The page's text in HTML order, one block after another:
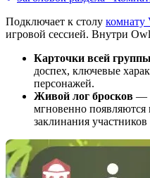
Подключает к столу комнату
игровой сессией. Внутри
Карточки всей группы
доспех, ключевые
персонажей.
Живой лог бросков —
мгновенно появляются
заклинания